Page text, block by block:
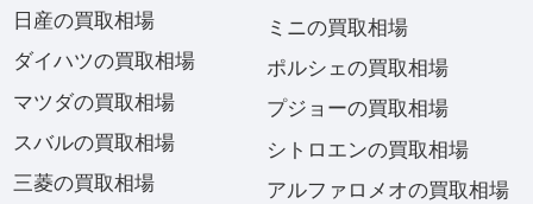
日産の買取相場
ダイハツの買取相場
マツダの買取相場
スバルの買取相場
三菱の買取相場
ミニの買取相場
ポルシェの買取相場
プジョーの買取相場
シトロエンの買取相場
アルファロメオの買取相場